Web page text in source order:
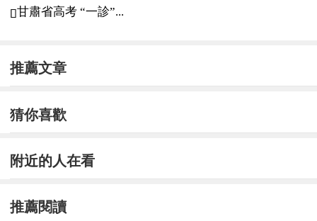
甘肅省高考 “一診”...
推薦文章
猜你喜歡
附近的人在看
推薦閱讀